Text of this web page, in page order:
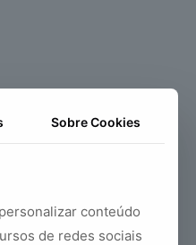
Sobre Cookies
conteúdo
de redes sociais